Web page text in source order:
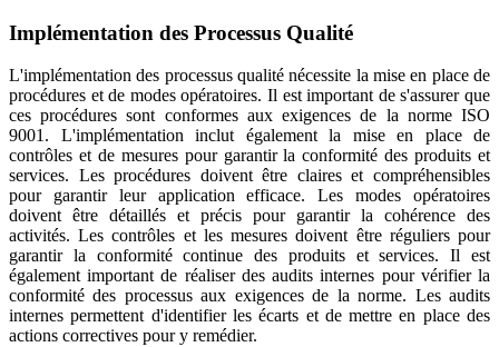
Implémentation des Processus Qualité
L'implémentation des processus qualité nécessite la mise en place de
procédures et de modes opératoires. Il est important de s'assurer que
ces procédures sont conformes aux exigences de la norme ISO
9001. L'implémentation inclut également la mise en place de
contrôles et de mesures pour garantir la conformité des produits et
services. Les procédures doivent être claires et compréhensibles
pour garantir leur application efficace. Les modes opératoires
doivent être détaillés et précis pour garantir la cohérence des
activités. Les contrôles et les mesures doivent être réguliers pour
garantir la conformité continue des produits et services. Il est
également important de réaliser des audits internes pour vérifier la
conformité des processus aux exigences de la norme. Les audits
internes permettent d'identifier les écarts et de mettre en place des
actions correctives pour y remédier.